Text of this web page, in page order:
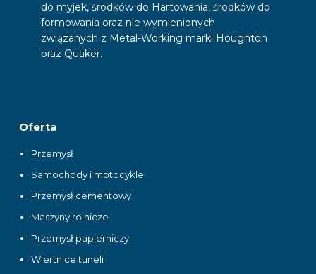
do myjek, środków do Hartowania, środków do
formowania oraz nie wymienionych
związanych z Metal-Working marki Houghton
oraz Quaker.
Oferta
Przemysł
Samochody i motocykle
Przemysł cementowy
Maszyny rolnicze
Przemysł papierniczy
Wiertnice tuneli